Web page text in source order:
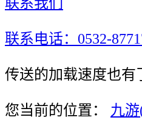
联系电话：0532-
传送的加载速度也有
您当前的位置： 九游